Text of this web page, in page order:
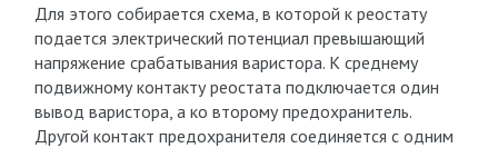
Для этого собирается схема, в которой к реостату
подается электрический потенциал превышающий
напряжение срабатывания варистора. К среднему
подвижному контакту реостата подключается один
вывод варистора, а ко второму предохранитель.
Другой контакт предохранителя соединяется с одним